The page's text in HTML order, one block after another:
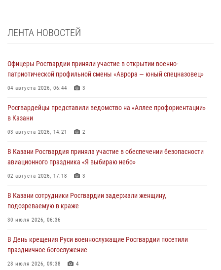
ЛЕНТА НОВОСТЕЙ
Офицеры Росгвардии приняли участие в открытии военно-
патриотической профильной смены «Аврора — юный спецназовец»
04 августа 2026, 06:44 3
Росгвардейцы представили ведомство на «Аллее профориентации»
в Казани
03 августа 2026, 14:21 2
В Казани Росгвардия приняла участие в обеспечении безопасности
авиационного праздника «Я выбираю небо»
02 августа 2026, 17:18 3
В Казани сотрудники Росгвардии задержали женщину,
подозреваемую в краже
30 июля 2026, 06:36
В День крещения Руси военнослужащие Росгвардии посетили
праздничное богослужение
28 июля 2026, 09:38 4